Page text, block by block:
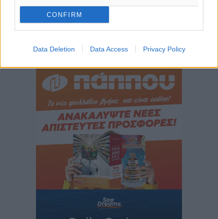
CONFIRM
Data Deletion Data Access Privacy Policy
επίκεντρο και η Ελλάδα
Νέο ξενοδοχείο στη Ρόδο για την H Hotels –
στην Κω
Τοπικές Ειδήσεις• πριν 13 ώρες
Αυτοκίνητο μπήκε παράνομα σε μονόδρομο στο
Μαστιχάρι – Αναποδογύρισε όχημα με μητέρα και
πριν 13 ώρες
“Η Ευρώπη αντιμετώπιζε το προσφυγικό σαν ταινία
τρόμου” – Η συγκλονιστική μαρτυρία της Χαρούλας
Γιασιράνη στον RV για τα γεγονότα που οδήγησαν στο
Περισσότερες ειδήσεις